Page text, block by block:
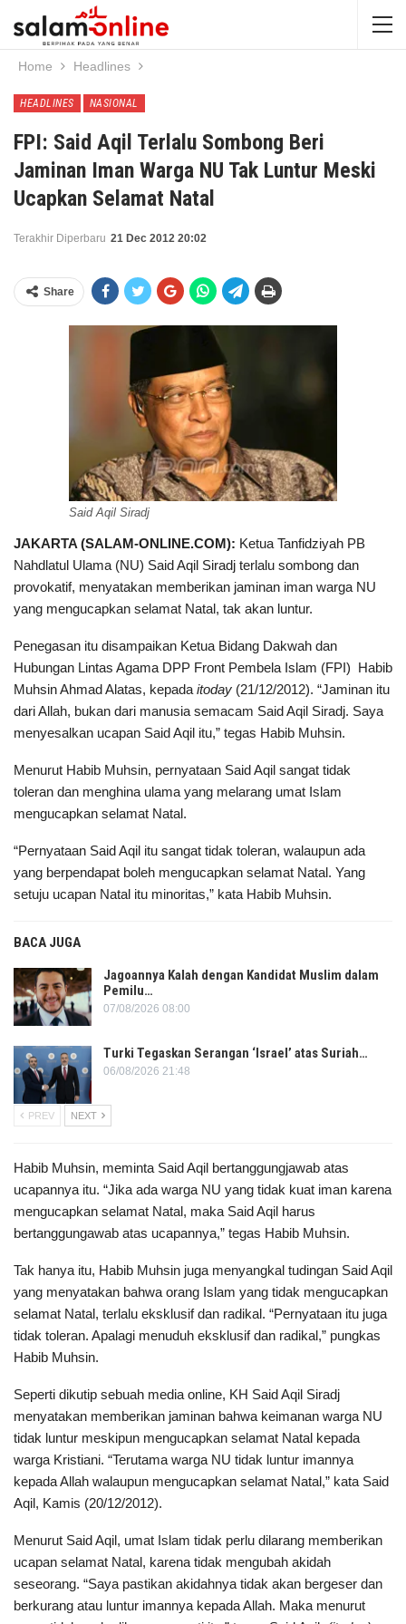
Home Headlines
HEADLINES NASIONAL
FPI: Said Aqil Terlalu Sombong Beri
Jaminan Iman Warga NU Tak Luntur Meski
Ucapkan Selamat Natal
Terakhir Diperbaru 21 Dec 2012 20:02
Share
Said Aqil Siradj
JAKARTA (SALAM-ONLINE.COM): Ketua Tanfidziyah PB
Nahdlatul Ulama (NU) Said Aqil Siradj terlalu sombong dan
provokatif, menyatakan memberikan jaminan iman warga NU
yang mengucapkan selamat Natal, tak akan luntur.
Penegasan itu disampaikan Ketua Bidang Dakwah dan
Hubungan Lintas Agama DPP Front Pembela Islam (FPI) Habib
Muhsin Ahmad Alatas, kepada itoday (21/12/2012). “Jaminan itu
dari Allah, bukan dari manusia semacam Said Aqil Siradj. Saya
menyesalkan ucapan Said Aqil itu,” tegas Habib Muhsin.
Menurut Habib Muhsin, pernyataan Said Aqil sangat tidak
toleran dan menghina ulama yang melarang umat Islam
mengucapkan selamat Natal.
“Pernyataan Said Aqil itu sangat tidak toleran, walaupun ada
yang berpendapat boleh mengucapkan selamat Natal. Yang
setuju ucapan Natal itu minoritas,” kata Habib Muhsin.
BACA JUGA
Jagoannya Kalah dengan Kandidat Muslim dalam
Pemilu…
07/08/2026 08:00
Turki Tegaskan Serangan ‘Israel’ atas Suriah…
06/08/2026 21:48
PREV NEXT
Habib Muhsin, meminta Said Aqil bertanggungjawab atas
ucapannya itu. “Jika ada warga NU yang tidak kuat iman karena
mengucapkan selamat Natal, maka Said Aqil harus
bertanggungawab atas ucapannya,” tegas Habib Muhsin.
Tak hanya itu, Habib Muhsin juga menyangkal tudingan Said Aqil
yang menyatakan bahwa orang Islam yang tidak mengucapkan
selamat Natal, terlalu eksklusif dan radikal. “Pernyataan itu juga
tidak toleran. Apalagi menuduh eksklusif dan radikal,” pungkas
Habib Muhsin.
Seperti dikutip sebuah media online, KH Said Aqil Siradj
menyatakan memberikan jaminan bahwa keimanan warga NU
tidak luntur meskipun mengucapkan selamat Natal kepada
warga Kristiani. “Terutama warga NU tidak luntur imannya
kepada Allah walaupun mengucapkan selamat Natal,” kata Said
Aqil, Kamis (20/12/2012).
Menurut Said Aqil, umat Islam tidak perlu dilarang memberikan
ucapan selamat Natal, karena tidak mengubah akidah
seseorang. “Saya pastikan akidahnya tidak akan bergeser dan
berkurang atau luntur imannya kepada Allah. Maka menurut